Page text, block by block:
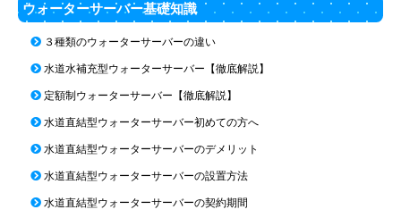
ウォーターサーバー基礎知識
３種類のウォーターサーバーの違い
水道水補充型ウォーターサーバー【徹底解説】
定額制ウォーターサーバー【徹底解説】
水道直結型ウォーターサーバー初めての方へ
水道直結型ウォーターサーバーのデメリット
水道直結型ウォーターサーバーの設置方法
水道直結型ウォーターサーバーの契約期間